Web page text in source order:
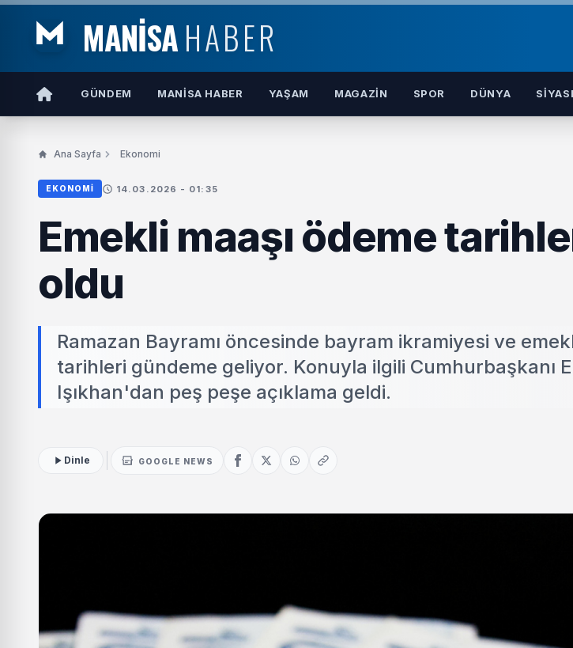
MANİSAHABER
GÜNDEM MANISA HABER YAŞAM MAGAZIN SPOR DÜNYA
Ana Sayfa Ekonomi
EKONOMI 14.03.2026 - 01:35
Emekli maaşı ödeme
oldu
Ramazan Bayramı öncesinde bayram ikramiyesi ve
tarihleri gündeme geliyor. Konuyla ilgili Cumhurbaşkanı
Işıkhan'dan peş peşe açıklama geldi.
Dinle GOOGLE NEWS